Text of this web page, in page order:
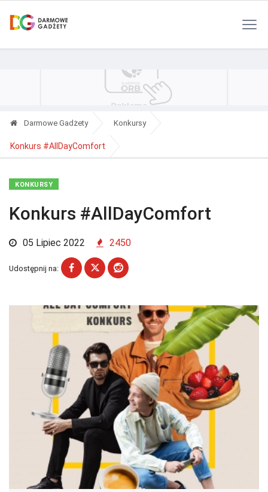
Darmowe Gadżety Konkursy
Konkurs #AllDayComfort
KONKURSY
Konkurs #AllDayComfort
05 Lipiec 2022 2450
Udostępnij na: